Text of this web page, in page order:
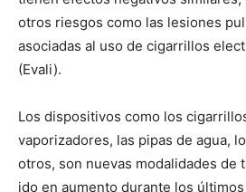
otros riesgos como las lesiones
asociadas al uso de cigarrillos
(Evali).
Los dispositivos como los
vaporizadores, las pipas de agua,
otros, son nuevas modalidades de
ido en aumento durante los